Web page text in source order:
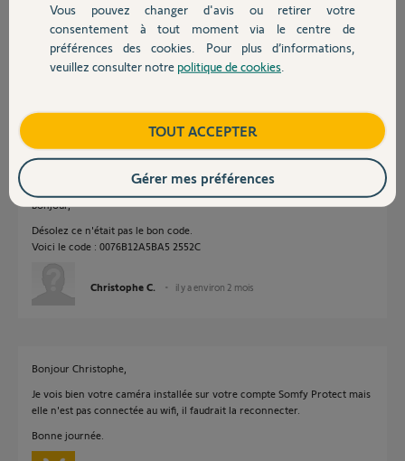
Devis avec un pro
Contact
Bonjour Christophe,
Ce n'est pas un n° mac de caméra Somfy.
bonjour,
Désolez ce n'était pas le bon code.
Voici le code : 0076B12A5BA5 2552C
Christophe C. il y a environ 2 mois
Bonjour Christophe,
Je vois bien votre caméra installée sur votre compte Somfy Protect mais
elle n'est pas connectée au wifi, il faudrait la reconnecter.
Bonne journée.
Vous pouvez changer d'avis ou retirer votre
consentement à tout moment via le centre de
préférences des cookies. Pour plus d’informations,
veuillez consulter notre politique de cookies
TOUT ACCEPTER
Gérer mes préférences